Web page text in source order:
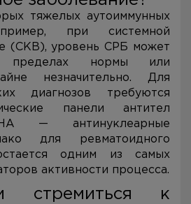
тяжелых аутоиммунных
при системной
(СКВ), уровень СРБ может
пределах нормы или
незначительно. Для
диагнозов требуются
панели антител
— антинуклеарные
для ревматоидного
одним из самых
активности процесса.
стремиться к